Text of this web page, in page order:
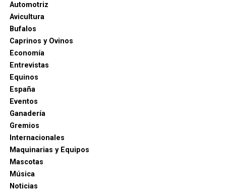
Automotriz
Avicultura
Bufalos
Caprinos y Ovinos
Economía
Entrevistas
Equinos
España
Eventos
Ganadería
Gremios
Internacionales
Maquinarias y Equipos
Mascotas
Música
Noticias